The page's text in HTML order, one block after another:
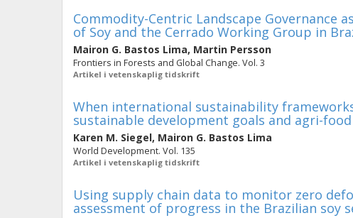
Commodity-Centric Landscape Governance
of Soy and the Cerrado Working Group in
Mairon G. Bastos Lima, Martin Persson
Frontiers in Forests and Global Change. Vol. 3
Artikel i vetenskaplig tidskrift
When international sustainability
sustainable development goals and agri-
Karen M. Siegel, Mairon G. Bastos Lima
World Development. Vol. 135
Artikel i vetenskaplig tidskrift
Using supply chain data to monitor zero
assessment of progress in the Brazilian soy